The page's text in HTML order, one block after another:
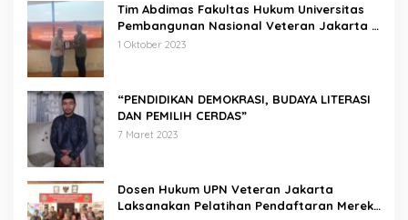
Tim Abdimas Fakultas Hukum Universitas
Pembangunan Nasional Veteran Jakarta
Melakukan Pendampingan dan
1 Oktober 2023
“PENDIDIKAN DEMOKRASI, BUDAYA LITERASI
DAN PEMILIH CERDAS”
7 Maret 2023
Dosen Hukum UPN Veteran Jakarta
Laksanakan Pelatihan Pendaftaran Merek